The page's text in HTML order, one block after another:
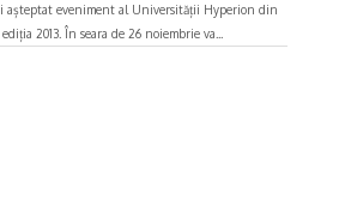
așteptat eveniment al Universității Hyperion din
2013. În seara de 26 noiembrie va...